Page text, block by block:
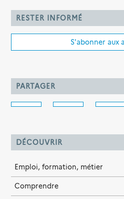
RESTER INFORMÉ
S'abonner aux
PARTAGER
DÉCOUVRIR
Emploi, formation, métier
Comprendre